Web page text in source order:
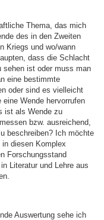
Thema, das mich
des in den Zweiten
Kriegs und wo/wann
dass die Schlacht
sehen ist oder muss man
eine bestimmte
oder sind es vielleicht
Wende hervorrufen
ist als Wende zu
bzw. ausreichend,
beschreiben? Ich möchte
diesen Komplex
Forschungsstand
Literatur und Lehre aus
Auswertung sehe ich